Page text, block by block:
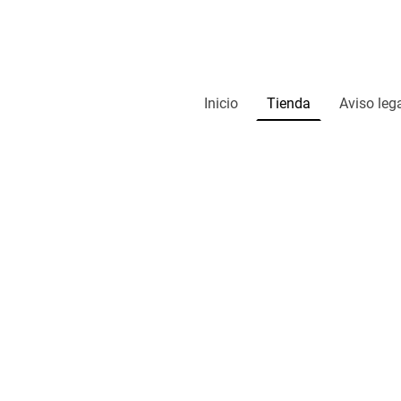
Inicio Tienda Aviso